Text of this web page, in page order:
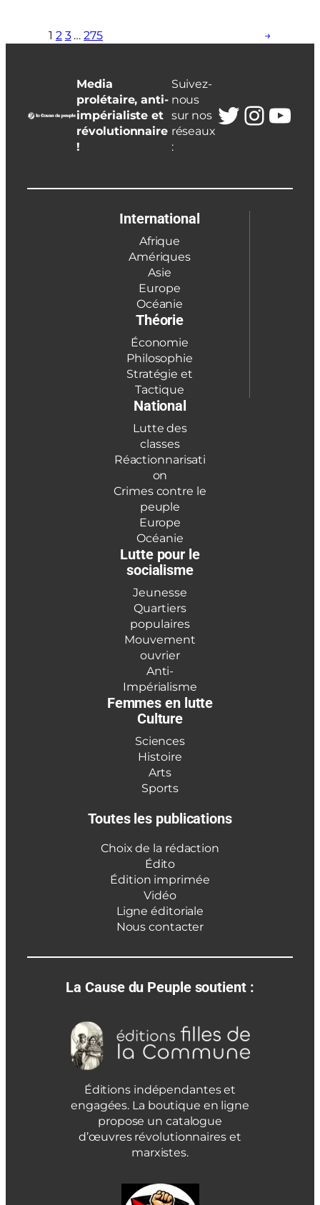
1 2 3 … 275 →
Media
prolétaire, anti-
impérialiste et
révolutionnaire
!
Suivez-
nous
sur nos
réseaux
:
Twitter
International
Afrique
Amériques
Asie
Europe
Océanie
Théorie
Économie
Philosophie
Stratégie et
Tactique
National
Lutte des
classes
Réactionnarisati
on
Crimes contre le
peuple
Europe
Océanie
Lutte pour le
socialisme
Jeunesse
Quartiers
populaires
Mouvement
ouvrier
Anti-
Impérialisme
Femmes en lutte
Culture
Sciences
Histoire
Arts
Sports
Toutes les publications
Choix de la rédaction
Édito
Édition imprimée
Vidéo
Ligne éditoriale
Nous contacter
La Cause du Peuple soutient :
Éditions indépendantes et
engagées. La boutique en ligne
propose un catalogue
d’œuvres révolutionnaires et
marxistes.